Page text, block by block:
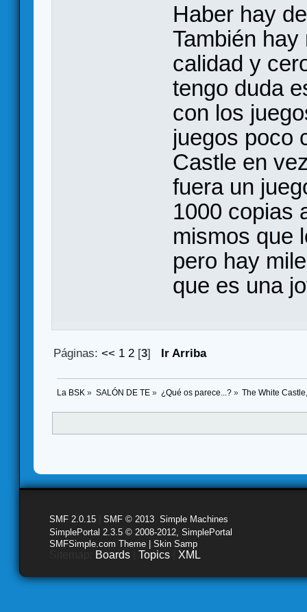
Haber hay
También
calidad y
tengo duda
con los
juegos poco
Castle en
fuera un
1000 copias
mismos que
pero hay
que es una
Páginas:<< 1 2 [3] Ir Arriba
La BSK » SALÓN DE TE» ¿Qué os parece...?» The White
SMF 2.0.15 SMF © 2013 Simple Machines
SimplePortal 2.3.5 © 2008-2012, SimplePortal
SMFSimple.com Theme | Skin Samp
Boards Topics XML